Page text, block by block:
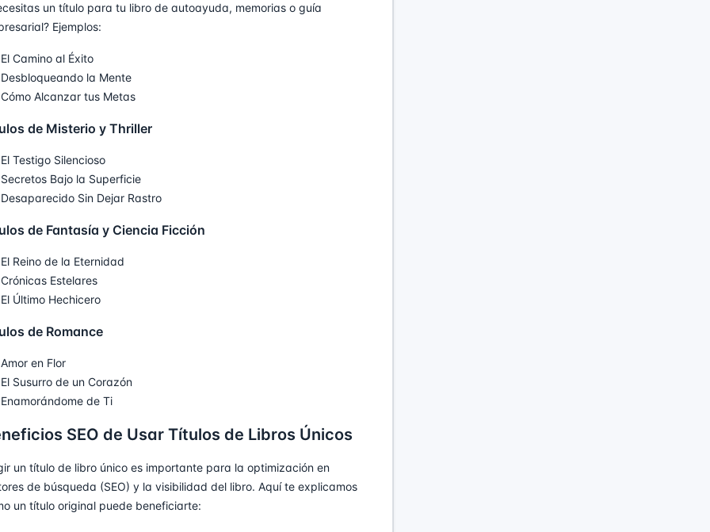
un título para tu libro de autoayuda, memorias o guía
Ejemplos:
El Camino al Éxito
Desbloqueando la Mente
Cómo Alcanzar tus Metas
de Misterio y Thriller
El Testigo Silencioso
Secretos Bajo la Superficie
Desaparecido Sin Dejar Rastro
de Fantasía y Ciencia Ficción
El Reino de la Eternidad
Crónicas Estelares
El Último Hechicero
de Romance
Amor en Flor
El Susurro de un Corazón
Enamorándome de Ti
SEO de Usar Títulos de Libros Únicos
un título de libro único es importante para la optimización en
de búsqueda (SEO) y la visibilidad del libro. Aquí te explicamos
un título original puede beneficiarte: